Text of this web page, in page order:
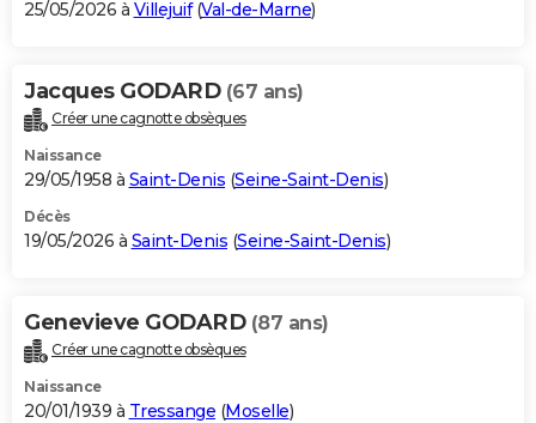
25/05/2026 à Villejuif(Val-de-Marne)
Jacques GODARD (67 ans)
Créer une cagnotte obsèques
Naissance
29/05/1958 à Saint-Denis (Seine-Saint-Denis)
Décès
19/05/2026 à Saint-Denis (Seine-Saint-Denis)
Genevieve GODARD (87 ans)
Créer une cagnotte obsèques
Naissance
20/01/1939 à Tressange (Moselle)